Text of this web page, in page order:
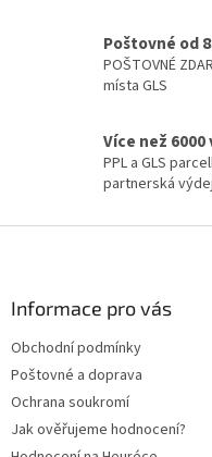
Poštovné od
POŠTOVNÉ
místa GLS
Více než
PPL a GLS
partnerská
Informace pro vás
Obchodní podmínky
Poštovné a doprava
Ochrana soukromí
Jak ověřujeme hodnocení?